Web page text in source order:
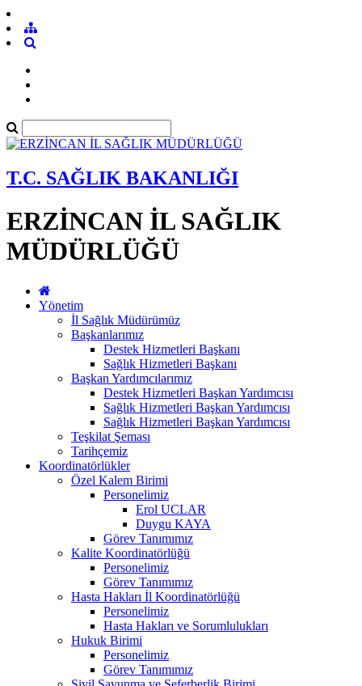
T.C. SAĞLIK BAKANLIĞI
ERZİNCAN İL SAĞLIK
MÜDÜRLÜĞÜ
Yönetim
İl Sağlık Müdürümüz
Başkanlarımız
Destek Hizmetleri Başkanı
Sağlık Hizmetleri Başkanı
Başkan Yardımcılarımız
Destek Hizmetleri Başkan Yardımcısı
Sağlık Hizmetleri Başkan Yardımcısı
Sağlık Hizmetleri Başkan Yardımcısı
Teşkilat Şeması
Tarihçemiz
Koordinatörlükler
Özel Kalem Birimi
Personelimiz
Erol UCLAR
Duygu KAYA
Görev Tanımımız
Kalite Koordinatörlüğü
Personelimiz
Görev Tanımımız
Hasta Hakları İl Koordinatörlüğü
Personelimiz
Hasta Hakları ve Sorumlulukları
Hukuk Birimi
Personelimiz
Görev Tanımımız